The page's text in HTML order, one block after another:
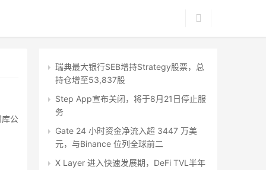
公
瑞典最大银行SEB增持Strategy股票，总
持仓增至53,837股
Step App宣布关闭，将于8月21日停止服
务
Gate 24 小时资金净流入超 3447 万美
元，与Binance 位列全球前二
X Layer 进入快速发展期，DeFi TVL半年